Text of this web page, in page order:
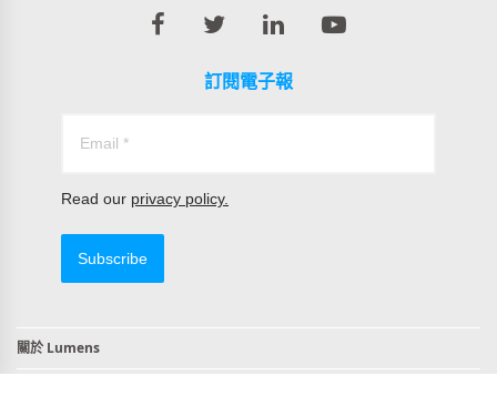
訂閱電子報
Read our privacy policy.
Subscribe
關於 Lumens